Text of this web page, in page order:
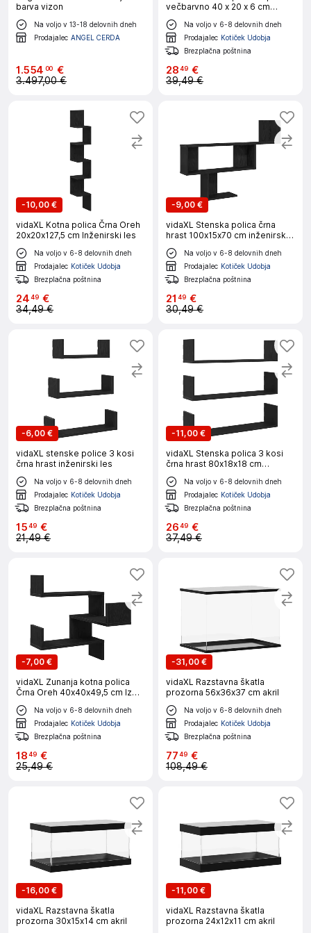
barva vizon
Na voljo v 13-18 delovnih dneh
Prodajalec ANGEL CERDA
1.554 00 €
3.497,00 €
večbarvno 40 x 20 x 6 cm
Trden mangov les
Na voljo v 6-8 delovnih dneh
Prodajalec Kotiček Udobja
Brezplačna poštnina
2849 €
39,49 €
-10,00 €
vidaXL Kotna polica Črna Oreh
20x20x127,5 cm Inženirski les
Na voljo v 6-8 delovnih dneh
Prodajalec Kotiček Udobja
Brezplačna poštnina
2449 €
34,49 €
-9,00 €
vidaXL Stenska polica črna
hrast 100x15x70 cm inženirski
les
Na voljo v 6-8 delovnih dneh
Prodajalec Kotiček Udobja
Brezplačna poštnina
21 49 €
30,49 €
-6,00 €
vidaXL stenske police 3 kosi
črna hrast inženirski les
Na voljo v 6-8 delovnih dneh
Prodajalec Kotiček Udobja
Brezplačna poštnina
1549 €
21,49 €
-11,00 €
vidaXL Stenska polica 3 kosi
črna hrast 80x18x18 cm
inženirski les
Na voljo v 6-8 delovnih dneh
Prodajalec Kotiček Udobja
Brezplačna poštnina
2649 €
37,49 €
-7,00 €
vidaXL Zunanja kotna polica
Črna Oreh 40x40x49,5 cm Iz
inženirskega lesa
Na voljo v 6-8 delovnih dneh
Prodajalec Kotiček Udobja
Brezplačna poštnina
1849 €
25,49 €
-31,00 €
vidaXL Razstavna škatla
prozorna 56x36x37 cm akril
Na voljo v 6-8 delovnih dneh
Prodajalec Kotiček Udobja
Brezplačna poštnina
7749 €
108,49 €
-16,00 €
vidaXL Razstavna škatla
prozorna 30x15x14 cm akril
-11,00 €
vidaXL Razstavna škatla
prozorna 24x12x11 cm akril